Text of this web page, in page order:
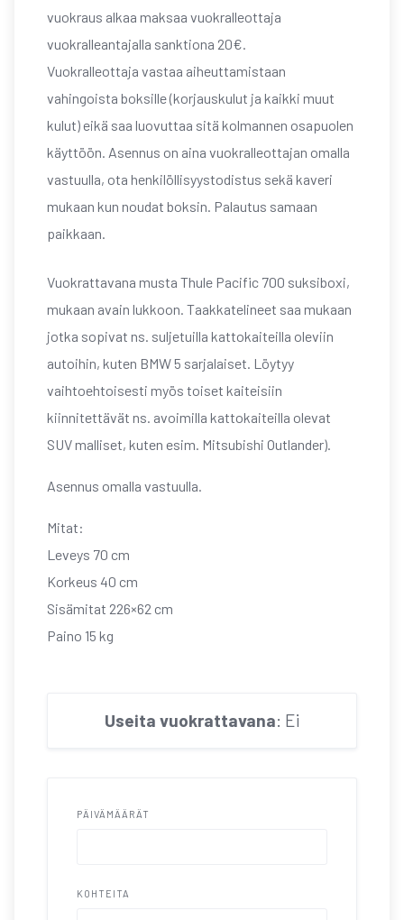
vuokraus alkaa maksaa vuokralleottaja
vuokralleantajalla sanktiona 20€.
Vuokralleottaja vastaa aiheuttamistaan
vahingoista boksille (korjauskulut ja kaikki muut
kulut) eikä saa luovuttaa sitä kolmannen osapuolen
käyttöön. Asennus on aina vuokralleottajan omalla
vastuulla, ota henkilöllisyystodistus sekä kaveri
mukaan kun noudat boksin. Palautus samaan
paikkaan.
Vuokrattavana musta Thule Pacific 700 suksiboxi,
mukaan avain lukkoon. Taakkatelineet saa mukaan
jotka sopivat ns. suljetuilla kattokaiteilla oleviin
autoihin, kuten BMW 5 sarjalaiset. Löytyy
vaihtoehtoisesti myös toiset kaiteisiin
kiinnitettävät ns. avoimilla kattokaiteilla olevat
SUV malliset, kuten esim. Mitsubishi Outlander).
Asennus omalla vastuulla.
Mitat:
Leveys 70 cm
Korkeus 40 cm
Sisämitat 226×62 cm
Paino 15 kg
Useita vuokrattavana: Ei
PÄIVÄMÄÄRÄT
KOHTEITA